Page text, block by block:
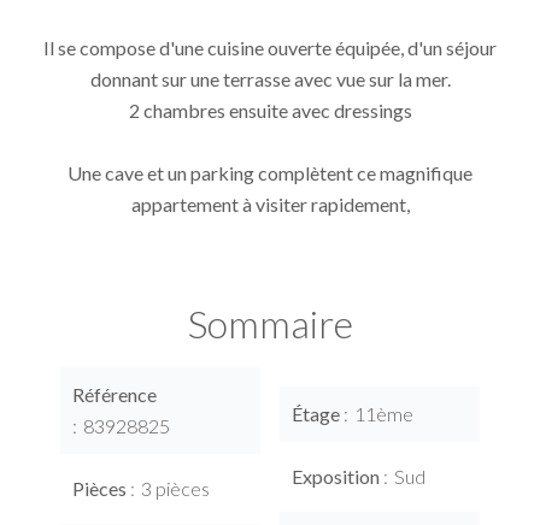
Il se compose d'une cuisine ouverte équipée, d'un séjour
donnant sur une terrasse avec vue sur la mer.
2 chambres ensuite avec dressings
Une cave et un parking complètent ce magnifique
appartement à visiter rapidement,
Sommaire
Référence
83928825
Pièces 3 pièces
Étage 11ème
Exposition Sud